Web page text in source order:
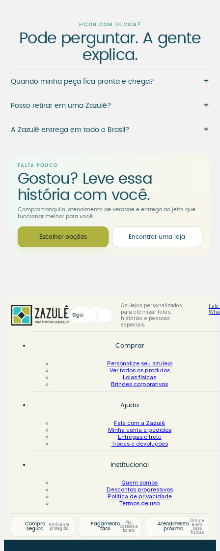
FICOU COM DÚVIDA?
Pode perguntar. A gente
explica.
Quando minha peça fica pronta e chega? +
Posso retirar em uma Zazulê? +
A Zazulê entrega em todo o Brasil? +
FALTA POUCO
Gostou? Leve essa
história com você.
Compra tranquila, atendimento de verdade e entrega do jeito que
funcionar melhor para você.
Escolher opções Encontrar uma loja
Siga
Azulejos personalizados
para eternizar fotos,
histórias e pessoas
especiais.
Comprar
Personalize seu azulejo
Ver todos os produtos
Lojas físicas
Brindes corporativos
Ajuda
Fale com a Zazulê
Minha conta e pedidos
Entregas e frete
Trocas e devoluções
Institucional
Quem somos
Descontos progressivos
Política de privacidade
Termos de uso
Compra
segura
Ambiente
protegido
Pagamento
fácil
Pix,
cartões e
boleto
Atendimento
próximo
Online
e em
lojas
físicas